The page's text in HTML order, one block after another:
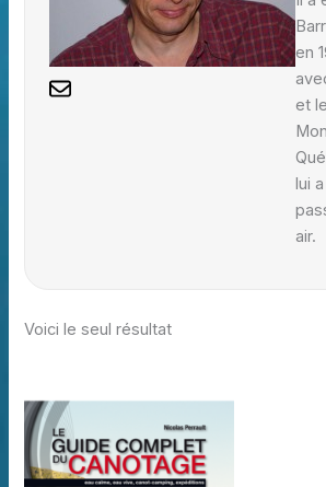
en
et
lui
air.
Voici le seul résultat